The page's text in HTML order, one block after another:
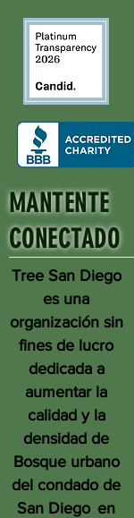
MANTENTE
CONECTADO
Tree San Diego
es una
organización sin
fines de lucro
dedicada a
aumentar la
calidad y la
densidad de
Bosque urbano
del condado de
San Diego en